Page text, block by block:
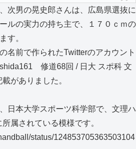
次男の晃史郎さんは、広島県選抜に
ルの実力の持ち主で、１７０ｃｍの
す。
名前で作られたTwitterのアカウント
修道68回 / 日大 スポ科 文
がありました。
日本大学スポーツ科学部で、文理ハ
属されている模様です。
status/124853705363503104